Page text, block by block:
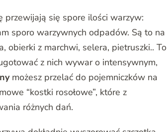
przewijają się spore ilości warzyw:
sporo warzywnych odpadów. Są to na
obierki z marchwi, selera, pietruszki.. To
z nich wywar o intensywnym,
możesz przelać do pojemniczków na
“kostki rosołowe”, które z
różnych dań.